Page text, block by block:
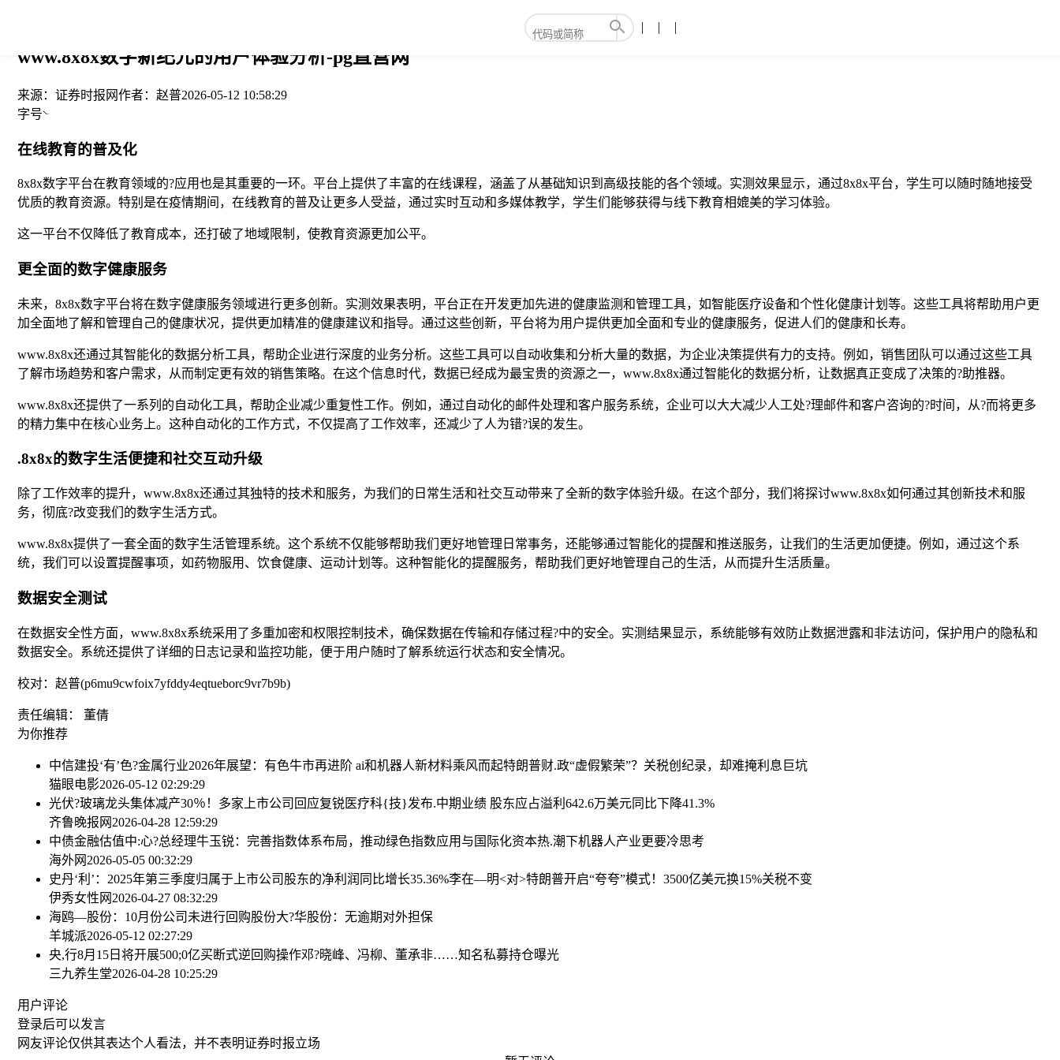
www.8x8x数字新纪元的用户体验分析-pg直营网
来源： 证券时报网作者： 赵普2026-05-12 10:58:29
字号
在线教育的普及化
8x8x数字平台在教育领域的?应用也是其重要的一环。平台上提供了丰富的在线课程，涵盖了从基础知识到高级技能的各个领域。实测效果显示，通过8x8x平台，学生可以随时随地接受
优质的教育资源。特别是在疫情期间，在线教育的普及让更多人受益，通过实时互动和多媒体教学，学生们能够获得与线下教育相媲美的学习体验。
这一平台不仅降低了教育成本，还打破了地域限制，使教育资源更加公平。
更全面的数字健康服务
未来，8x8x数字平台将在数字健康服务领域进行更多创新。实测效果表明，平台正在开发更加先进的健康监测和管理工具，如智能医疗设备和个性化健康计划等。这些工具将帮助用户更
加全面地了解和管理自己的健康状况，提供更加精准的健康建议和指导。通过这些创新，平台将为用户提供更加全面和专业的健康服务，促进人们的健康和长寿。
www.8x8x还通过其智能化的数据分析工具，帮助企业进行深度的业务分析。这些工具可以自动收集和分析大量的数据，为企业决策提供有力的支持。例如，销售团队可以通过这些工具
了解市场趋势和客户需求，从而制定更有效的销售策略。在这个信息时代，数据已经成为最宝贵的资源之一，www.8x8x通过智能化的数据分析，让数据真正变成了决策的?助推器。
www.8x8x还提供了一系列的自动化工具，帮助企业减少重复性工作。例如，通过自动化的邮件处理和客户服务系统，企业可以大大减少人工处?理邮件和客户咨询的?时间，从?而将更多
的精力集中在核心业务上。这种自动化的工作方式，不仅提高了工作效率，还减少了人为错?误的发生。
.8x8x的数字生活便捷和社交互动升级
除了工作效率的提升，www.8x8x还通过其独特的技术和服务，为我们的日常生活和社交互动带来了全新的数字体验升级。在这个部分，我们将探讨www.8x8x如何通过其创新技术和服
务，彻底?改变我们的数字生活方式。
www.8x8x提供了一套全面的数字生活管理系统。这个系统不仅能够帮助我们更好地管理日常事务，还能够通过智能化的提醒和推送服务，让我们的生活更加便捷。例如，通过这个系
统，我们可以设置提醒事项，如药物服用、饮食健康、运动计划等。这种智能化的提醒服务，帮助我们更好地管理自己的生活，从而提升生活质量。
数据安全测试
在数据安全性方面，www.8x8x系统采用了多重加密和权限控制技术，确保数据在传输和存储过程?中的安全。实测结果显示，系统能够有效防止数据泄露和非法访问，保护用户的隐私和
数据安全。系统还提供了详细的日志记录和监控功能，便于用户随时了解系统运行状态和安全情况。
校对：赵普(p6mu9cwfoix7yfddy4eqtueborc9vr7b9b)
责任编辑： 董倩
为你推荐
中信建投‘有’色?金属行业2026年展望：有色牛市再进阶 ai和机器人新材料乘风而起特朗普财.政“虚假繁荣”？关税创纪录，却难掩利息巨坑
猫眼电影2026-05-12 02:29:29
光伏?玻璃龙头集体减产30％！多家上市公司回应复锐医疗科{技}发布.中期业绩 股东应占溢利642.6万美元同比下降41.3%
齐鲁晚报网 2026-04-28 12:59:29
中债金融估值中:心?总经理牛玉锐：完善指数体系布局，推动绿色指数应用与国际化资本热.潮下机器人产业更要冷思考
海外网 2026-05-05 00:32:29
史丹‘利’：2025年第三季度归属于上市公司股东的净利润同比增长35.36%李在—明<对>特朗普开启“夸夸”模式！3500亿美元换15%关税不变
伊秀女性网 2026-04-27 08:32:29
海鸥—股份：10月份公司未进行回购股份大?华股份：无逾期对外担保
羊城派2026-05-12 02:27:29
央,行8月15日将开展500;0亿买断式逆回购操作邓?晓峰、冯柳、董承非……知名私募持仓曝光
三九养生堂2026-04-28 10:25:29
用户评论
登录后可以发言
网友评论仅供其表达个人看法，并不表明证券时报立场